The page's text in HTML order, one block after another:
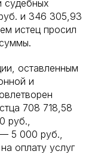
судебных
и 346 305,93
истец просил
оставленным
и
708 718,58
руб.,
5 000 руб.,
оплату услуг